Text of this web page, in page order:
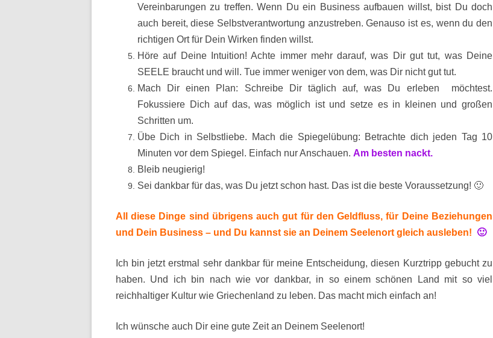
Vereinbarungen zu treffen. Wenn Du ein Business aufbauen willst, bist Du doch
auch bereit, diese Selbstverantwortung anzustreben. Genauso ist es, wenn du den
richtigen Ort für Dein Wirken finden willst.
Höre auf Deine Intuition! Achte immer mehr darauf, was Dir gut tut, was Deine
SEELE braucht und will. Tue immer weniger von dem, was Dir nicht gut tut.
Mach Dir einen Plan: Schreibe Dir täglich auf, was Du erleben möchtest.
Fokussiere Dich auf das, was möglich ist und setze es in kleinen und großen
Schritten um.
Übe Dich in Selbstliebe. Mach die Spiegelübung: Betrachte dich jeden Tag 10
Minuten vor dem Spiegel. Einfach nur Anschauen. Am besten nackt.
Bleib neugierig!
Sei dankbar für das, was Du jetzt schon hast. Das ist die beste Voraussetzung! 🙂
All diese Dinge sind übrigens auch gut für den Geldfluss, für Deine Beziehungen
und Dein Business – und Du kannst sie an Deinem Seelenort gleich ausleben! 🙂
Ich bin jetzt erstmal sehr dankbar für meine Entscheidung, diesen Kurztripp gebucht zu
haben. Und ich bin nach wie vor dankbar, in so einem schönen Land mit so viel
reichhaltiger Kultur wie Griechenland zu leben. Das macht mich einfach an!
Ich wünsche auch Dir eine gute Zeit an Deinem Seelenort!